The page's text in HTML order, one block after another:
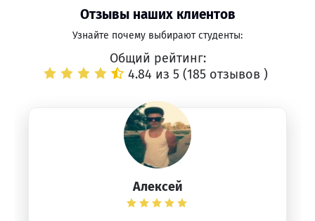
Отзывы наших клиентов
Узнайте почему выбирают студенты:
Общий рейтинг:
4.84 из 5 (185 отзывов )
Алексей